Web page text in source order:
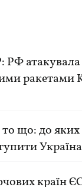
РФ атакувала
ракетами
що: до
Україна
країн